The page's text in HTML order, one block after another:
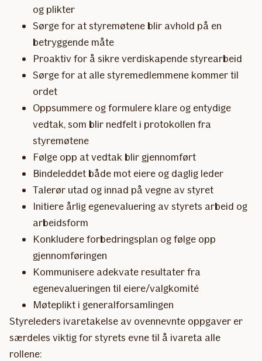
og plikter
Sørge for at styremøtene blir avhold på en
betryggende måte
Proaktiv for å sikre verdiskapende styrearbeid
Sørge for at alle styremedlemmene kommer til
ordet
Oppsummere og formulere klare og entydige
vedtak, som blir nedfelt i protokollen fra
styremøtene
Følge opp at vedtak blir gjennomført
Bindeleddet både mot eiere og daglig leder
Talerør utad og innad på vegne av styret
Initiere årlig egenevaluering av styrets arbeid og
arbeidsform
Konkludere forbedringsplan og følge opp
gjennomføringen
Kommunisere adekvate resultater fra
egenevalueringen til eiere/valgkomité
Møteplikt i generalforsamlingen
Styreleders ivaretakelse av ovennevnte oppgaver er
særdeles viktig for styrets evne til å ivareta alle
rollene: